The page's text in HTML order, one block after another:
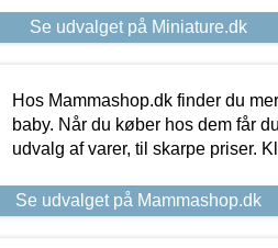
Se udvalget på Miniature.dk
Hos Mammashop.dk finder du
baby. Når du køber hos dem får
udvalg af varer, til skarpe priser.
Se udvalget på Mammashop.dk